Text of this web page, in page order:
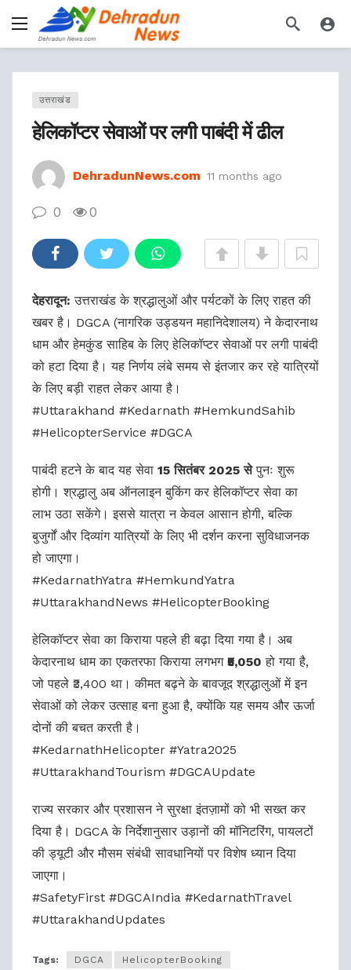
उत्तराखंड
हेलिकॉप्टर सेवाओं पर लगी पाबंदी में ढील
DehradunNews.com 11 months ago
0 0
देहरादून: उत्तराखंड के श्रद्धालुओं और पर्यटकों के लिए राहत की
खबर है। DGCA (नागरिक उड्डयन महानिदेशालय) ने केदारनाथ
धाम और हेमकुंड साहिब के लिए हेलिकॉप्टर सेवाओं पर लगी पाबंदी
को हटा दिया है। यह निर्णय लंबे समय से इंतजार कर रहे यात्रियों
के लिए बड़ी राहत लेकर आया है।
#Uttarakhand #Kedarnath #HemkundSahib
#HelicopterService #DGCA
पाबंदी हटने के बाद यह सेवा 15 सितंबर 2025 सेपुनः शुरू
होगी। श्रद्धालु अब ऑनलाइन बुकिंग कर हेलिकॉप्टर सेवा का
लाभ उठा सकेंगे। इससे यात्रा न केवल आसान होगी, बल्कि
बुजुर्गों और दिव्यांग यात्रियों के लिए भी दर्शन करना सुविधाजनक
हो जाएगा।
#KedarnathYatra #HemkundYatra
#UttarakhandNews #HelicopterBooking
हेलिकॉप्टर सेवा का किराया पहले ही बढ़ा दिया गया है। अब
केदारनाथ धाम का एकतरफा किराया लगभग ₹5,050 हो गया है,
जो पहले ₹3,400 था। कीमत बढ़ने के बावजूद श्रद्धालुओं में इन
सेवाओं को लेकर उत्साह बना हुआ है, क्योंकि यह समय और ऊर्जा
दोनों की बचत करती है।
#KedarnathHelicopter #Yatra2025
#UttarakhandTourism #DGCAUpdate
राज्य सरकार और प्रशासन ने सुरक्षा इंतज़ामों को भी सख्त कर
दिया है। DGCA के निर्देशानुसार उड़ानों की मॉनिटरिंग, पायलटों
की ड्यूटी और मौसम संबंधी सावधानियों पर विशेष ध्यान दिया
जाएगा।
#SafetyFirst #DGCAIndia #KedarnathTravel
#UttarakhandUpdates
Tags: DGCA
HelicopterBooking